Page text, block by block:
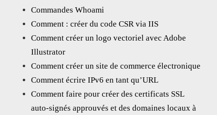
Commandes Whoami
Comment : créer du code CSR via IIS
Comment créer un logo vectoriel avec Adobe
Illustrator
Comment créer un site de commerce électronique
Comment écrire IPv6 en tant qu’URL
Comment faire pour créer des certificats SSL
auto-signés approuvés et des domaines locaux à